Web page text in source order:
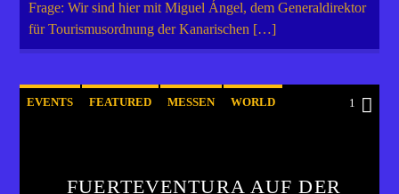
Frage: Wir sind hier mit Miguel Ángel, dem Generaldirektor
für Tourismusordnung der Kanarischen […]
EVENTS FEATURED MESSEN WORLD 1
FUERTEVENTURA AUF DER